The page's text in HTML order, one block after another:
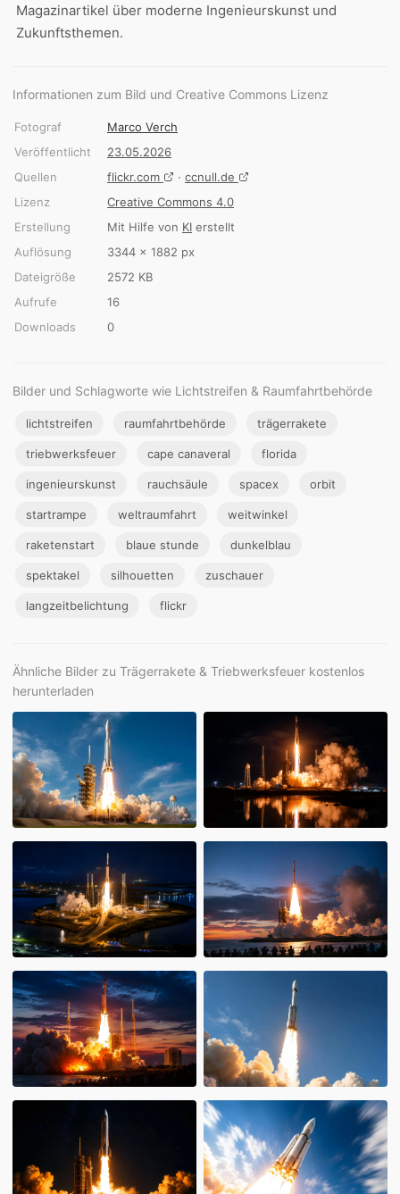
Magazinartikel über moderne Ingenieurskunst und
Zukunftsthemen.
Informationen zum Bild und Creative Commons Lizenz
Fotograf
Marco Verch
Veröffentlicht
23.05.2026
Quellen
flickr.com · ccnull.de
Lizenz
Creative Commons 4.0
Erstellung
Mit Hilfe von KI erstellt
Auflösung
3344 × 1882 px
Dateigröße
2572 KB
Aufrufe
16
Downloads
0
Bilder und Schlagworte wie Lichtstreifen & Raumfahrtbehörde
lichtstreifen raumfahrtbehörde trägerrakete
triebwerksfeuer cape canaveral florida
ingenieurskunst rauchsäule spacex orbit
startrampe weltraumfahrt weitwinkel
raketenstart blaue stunde dunkelblau
spektakel silhouetten zuschauer
langzeitbelichtung flickr
Ähnliche Bilder zu Trägerrakete & Triebwerksfeuer kostenlos
herunterladen